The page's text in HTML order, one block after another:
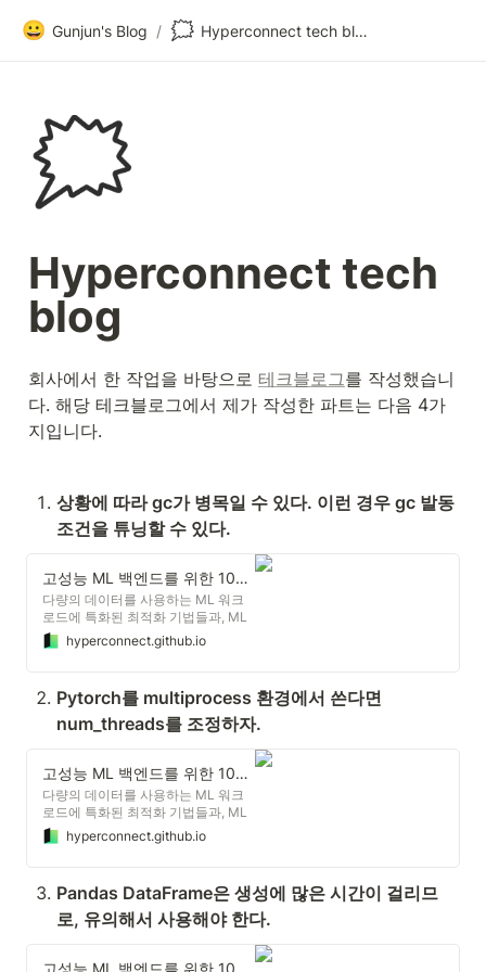
😀 Gunjun's Blog / 🗯️ Hyperconnect tech blog
🗯️
Hyperconnect tech
blog
회사에서 한 작업을 바탕으로 테크블로그를 작성했습니
다. 해당 테크블로그에서 제가 작성한 파트는 다음 4가
지입니다.
상황에 따라 gc가 병목일 수 있다. 이런 경우 gc 발동
조건을 튜닝할 수 있다.
고성능 ML 백엔드를 위한 10가지 Python 성능 최적화 팁
다량의 데이터를 사용하는 ML 워크
로드에 특화된 최적화 기법들과, ML
백엔드에서 자주 사용되는 third-
party 라이브러리를 효과적으로 사용
하는 방법들을 실제 하이퍼커넥트의
사례와 함께 공유합니다.
hyperconnect.github.io
Pytorch를 multiprocess 환경에서 쓴다면
num_threads를 조정하자.
고성능 ML 백엔드를 위한 10가지 Python 성능 최적화 팁
다량의 데이터를 사용하는 ML 워크
로드에 특화된 최적화 기법들과, ML
백엔드에서 자주 사용되는 third-
party 라이브러리를 효과적으로 사용
하는 방법들을 실제 하이퍼커넥트의
hyperconnect.github.io
Pandas DataFrame은 생성에 많은 시간이 걸리므
로, 유의해서 사용해야 한다.